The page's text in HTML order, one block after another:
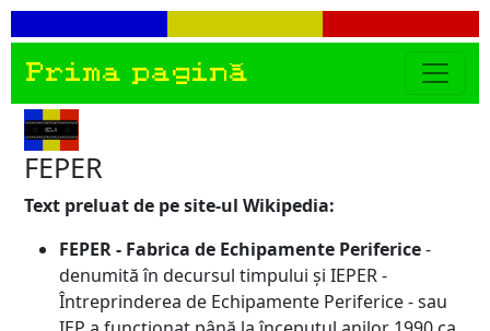
Prima pagină
FEPER
Text preluat de pe site-ul Wikipedia:
FEPER - Fabrica de Echipamente Periferice-
denumită în decursul timpului și IEPER -
Întreprinderea de Echipamente Periferice - sau